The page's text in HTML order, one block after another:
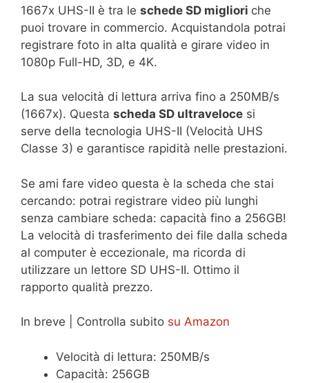
1667x UHS-II è tra le schede SD migliori che
puoi trovare in commercio. Acquistandola potrai
registrare foto in alta qualità e girare video in
1080p Full-HD, 3D, e 4K.
La sua velocità di lettura arriva fino a 250MB/s
(1667x). Questa scheda SD ultraveloce si
serve della tecnologia UHS-II (Velocità UHS
Classe 3) e garantisce rapidità nelle prestazioni.
Se ami fare video questa è la scheda che stai
cercando: potrai registrare video più lunghi
senza cambiare scheda: capacità fino a 256GB!
La velocità di trasferimento dei file dalla scheda
al computer è eccezionale, ma ricorda di
utilizzare un lettore SD UHS-II. Ottimo il
rapporto qualità prezzo.
In breve | Controlla subito su Amazon
Velocità di lettura: 250MB/s
Capacità: 256GB